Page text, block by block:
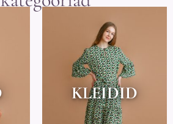
KLEIDID